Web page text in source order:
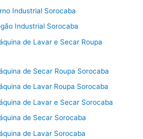
Industrial Sorocaba
Industrial Sorocaba
de Lavar e Secar Roupa
de Secar Roupa Sorocaba
de Lavar Roupa Sorocaba
de Lavar e Secar Sorocaba
de Secar Sorocaba
de Lavar Sorocaba